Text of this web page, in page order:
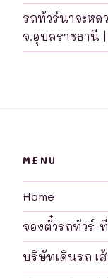
รถทัวร์นาจะหล
จ.อุบลราชธานี
MENU
Home
จองตั๋วรถทัวร์-
บริษัทเดินรถ เ